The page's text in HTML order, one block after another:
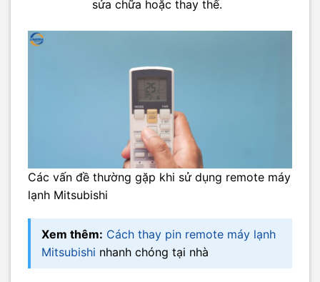
sửa chữa hoặc thay thế.
Các vấn đề thường gặp khi sử dụng remote máy
lạnh Mitsubishi
Xem thêm: Cách thay pin remote máy lạnh
Mitsubishi nhanh chóng tại nhà